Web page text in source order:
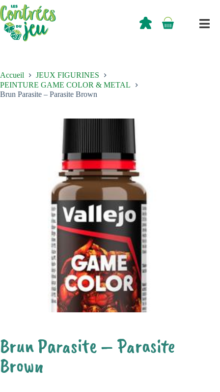
Passer
au
contenu
Panier
0,00
Accueil
JEUX FIGURINES
PEINTURE GAME COLOR & METAL
Brun Parasite – Parasite Brown
Brun Parasite – Parasite
Brown